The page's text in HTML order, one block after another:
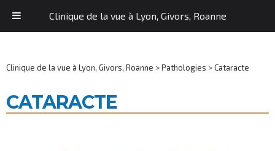
Clinique de la vue à Lyon, Givors, Roanne >Pathologies >Cataracte
CATARACTE
Clinique de la vue à Lyon, Givors, Roanne